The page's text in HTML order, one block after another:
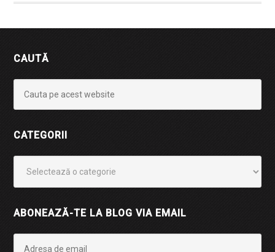
CAUTĂ
CATEGORII
ABONEAZĂ-TE LA BLOG VIA EMAIL